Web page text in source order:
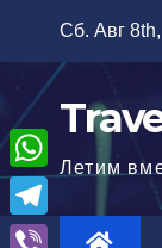
содержимому
Сб. Авг
Летим
W
h
T